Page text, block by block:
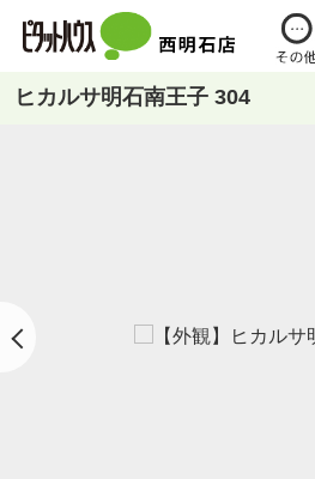
ヒカルサ明石南王子 304